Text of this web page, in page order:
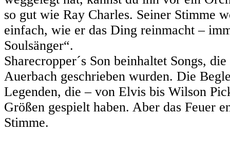
so gut wie Ray Charles. Seiner Stimme
einfach, wie er das Ding reinmacht –
Soulsänger“.
Sharecropper´s Son beinhaltet Songs,
Auerbach geschrieben wurden. Die
Legenden, die – von Elvis bis Wilson
Größen gespielt haben. Aber das Feuer
Stimme.